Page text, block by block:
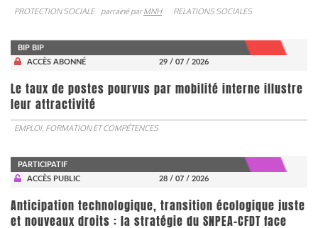
PROTECTION SOCIALE
parrainé parMNH RELATIONS SOCIALES
BIP BIP
ACCÈS ABONNÉ
29 / 07 / 2026
Le taux de postes pourvus par mobilité interne illustre
leur attractivité
EMPLOI, FORMATION ET COMPÉTENCES
PARTICIPATIF
ACCÈS PUBLIC
28 / 07 / 2026
Anticipation technologique, transition écologique juste
et nouveaux droits : la stratégie du SNPEA-CFDT face